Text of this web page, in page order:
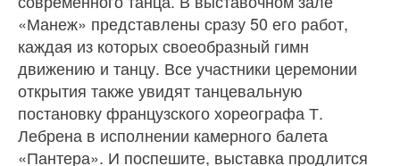
«Манеж» представлены сразу 50 его работ,
каждая из которых своеобразный гимн
движению и танцу. Все участники церемонии
открытия также увидят танцевальную
постановку французского хореографа Т.
Лебрена в исполнении камерного балета
«Пантера». И поспешите, выставка продлится